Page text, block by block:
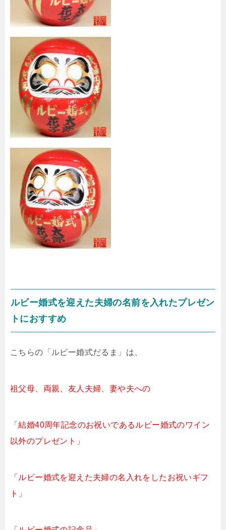
ルビー婚式を迎えた夫婦の名前を入れたプレゼン
トにおすすめ
こちらの「ルビー婚式だるま」は、
祖父母、両親、友人夫婦、妻や夫への
「結婚40周年記念のお祝いであるルビー婚式のワイン
以外のプレゼント」
「ルビー婚式を迎えた夫婦の名入れをしたお祝いギフ
ト」